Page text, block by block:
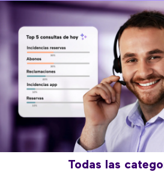
Todas las